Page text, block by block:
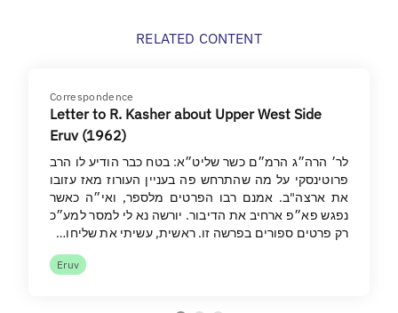
RELATED CONTENT
Correspondence
Letter to R. Kasher about Upper West Side
Eruv (1962)
לר׳ הרה״ג הרמ״ם כשר שליט״א: בטח כבר הודיע לו הרב
פרוטינסקי על מה שהתרחש פה בעניין העורוז מאז עזובו
את ארצה"ב. אמנם רבו הפרטים מלספר, ואי״ה כאשר
נפגש פא״פ ארחיב את הדיבור. יורשה נא לי למסר למע״כ
רק פרטים ספורים בפרשה זו. ראשית, עשיתי את שליחו…
Eruv